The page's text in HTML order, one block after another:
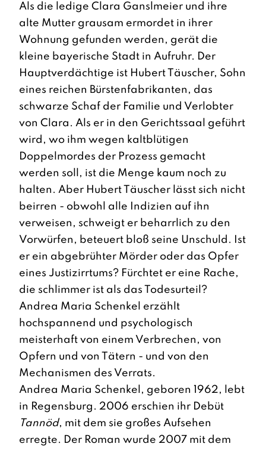
Als die ledige Clara Ganslmeier und ihre
alte Mutter grausam ermordet in ihrer
Wohnung gefunden werden, gerät die
kleine bayerische Stadt in Aufruhr. Der
Hauptverdächtige ist Hubert Täuscher, Sohn
eines reichen Bürstenfabrikanten, das
schwarze Schaf der Familie und Verlobter
von Clara. Als er in den Gerichtssaal geführt
wird, wo ihm wegen kaltblütigen
Doppelmordes der Prozess gemacht
werden soll, ist die Menge kaum noch zu
halten. Aber Hubert Täuscher lässt sich nicht
beirren - obwohl alle Indizien auf ihn
verweisen, schweigt er beharrlich zu den
Vorwürfen, beteuert bloß seine Unschuld. Ist
er ein abgebrühter Mörder oder das Opfer
eines Justizirrtums? Fürchtet er eine Rache,
die schlimmer ist als das Todesurteil?
Andrea Maria Schenkel erzählt
hochspannend und psychologisch
meisterhaft von einem Verbrechen, von
Opfern und von Tätern - und von den
Mechanismen des Verrats.
Andrea Maria Schenkel, geboren 1962, lebt
in Regensburg. 2006 erschien ihr Debüt
Tannöd, mit dem sie großes Aufsehen
erregte. Der Roman wurde 2007 mit dem